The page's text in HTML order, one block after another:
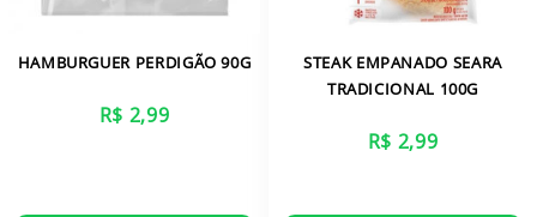
HAMBURGUER PERDIGÃO 90G
R$ 2,99
STEAK EMPANADO SEARA
TRADICIONAL 100G
R$ 2,99